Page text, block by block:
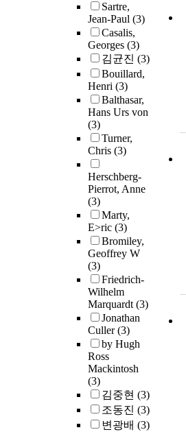
Sartre,
Jean-Paul (3)
Casalis,
Georges (3)
김균진 (3)
Bouillard,
Henri (3)
Balthasar,
Hans Urs von
(3)
Turner,
Chris (3)
Herschberg-
Pierrot, Anne
(3)
Marty,
E>ric (3)
Bromiley,
Geoffrey W
(3)
Friedrich-
Wilhelm
Marquardt(3)
Jonathan
Culler(3)
by Hugh
Ross
Mackintosh
(3)
김중현 (3)
조동진 (3)
변광배 (3)